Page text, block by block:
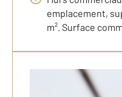
emplacement,
m². Surface